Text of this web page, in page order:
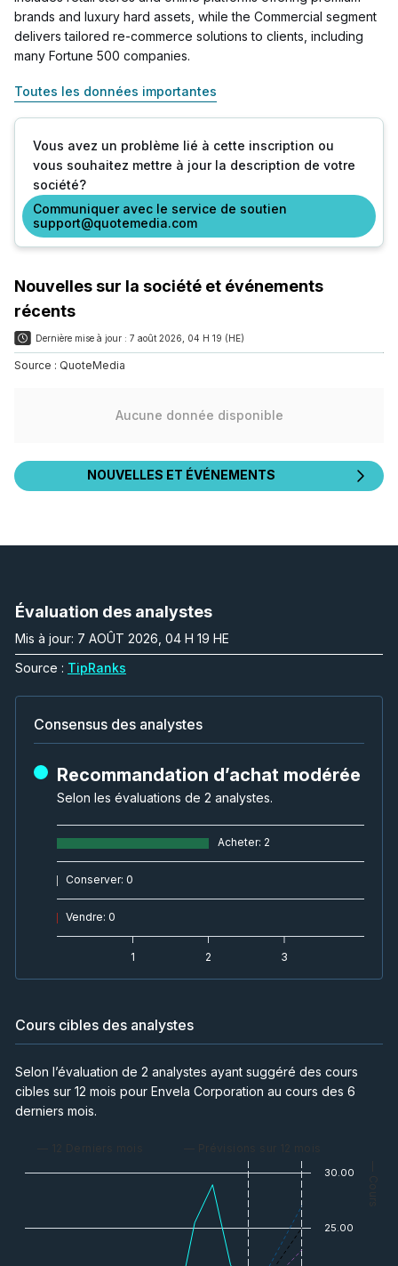
brands and luxury hard assets, while the Commercial segment
delivers tailored re-commerce solutions to clients, including
many Fortune 500 companies.
Toutes les données importantes
Vous avez un problème lié à cette inscription ou
vous souhaitez mettre à jour la description de votre
société?
Communiquer avec le service de soutien
support@quotemedia.com
Nouvelles sur la société et événements
récents
Dernière mise à jour : 7 août 2026, 04 H 19 (HE)
Source : QuoteMedia
Aucune donnée disponible
NOUVELLES ET ÉVÉNEMENTS
Évaluation des analystes
Mis à jour: 7 AOÛT 2026, 04 H 19 HE
Source : TipRanks
Consensus des analystes
Recommandation d’achat modérée
Selon les évaluations de 2 analystes.
Acheter: 2
Conserver: 0
Vendre: 0
1 2 3
Cours cibles des analystes
Selon l’évaluation de 2 analystes ayant suggéré des cours
cibles sur 12 mois pour Envela Corporation au cours des 6
derniers mois.
— 12 Derniers mois — Prévisions sur 12 mois
— Cours
25.00
30.00